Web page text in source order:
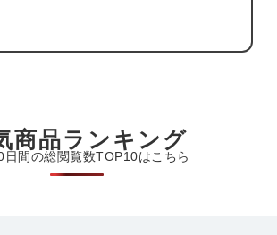
商品ランキング
日間の総閲覧数TOP10はこちら